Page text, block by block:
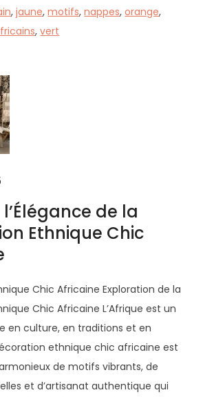
,jaune,motifs,nappes,orange,
,vert
l’Élégance de la
Ethnique Chic
Chic Africaine Exploration de la
Chic Africaine L’Afrique est un
en culture, en traditions et en
ethnique chic africaine est
de motifs vibrants, de
et d’artisanat authentique qui